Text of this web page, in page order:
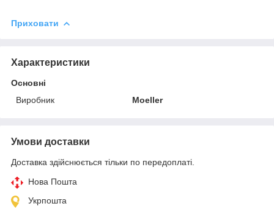
Приховати
Характеристики
Основні
Виробник
Moeller
Умови доставки
Доставка здійснюється тільки по передоплаті.
Нова Пошта
Укрпошта